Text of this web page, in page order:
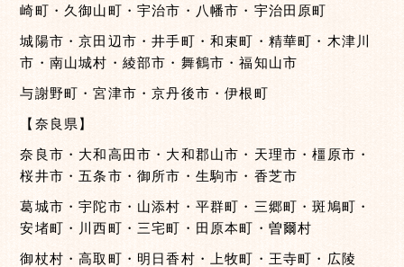
崎町・久御山町・宇治市・八幡市・宇治田原町
城陽市・京田辺市・井手町・和束町・精華町・木津川
市・南山城村・綾部市・舞鶴市・福知山市
与謝野町・宮津市・京丹後市・伊根町
【奈良県】
奈良市・大和高田市・大和郡山市・天理市・橿原市・
桜井市・五条市・御所市・生駒市・香芝市
葛城市・宇陀市・山添村・平群町・三郷町・斑鳩町・
安堵町・川西町・三宅町・田原本町・曽爾村
御杖村・高取町・明日香村・上牧町・王寺町・広陵